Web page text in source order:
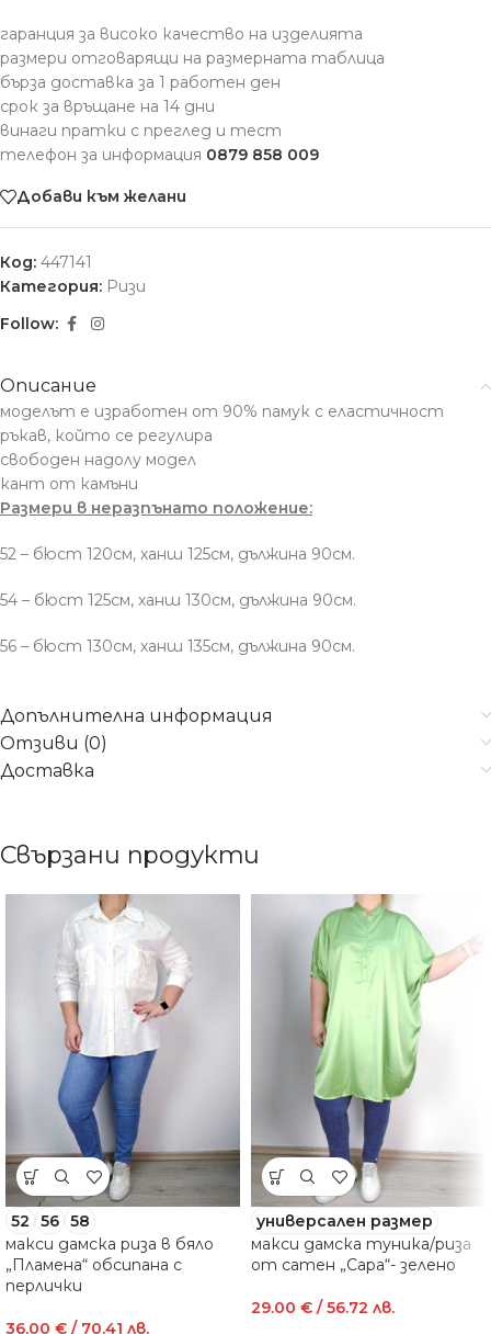
гаранция за високо качество на изделията
размери отговарящи на размерната таблица
бърза доставка за 1 работен ден
срок за връщане на 14 дни
винаги пратки с преглед и тест
телефон за информация 0879 858 009
Добави към желани
Код: 447141
Категория: Ризи
Follow:
Описание
моделът е изработен от 90% памук с еластичност
ръкав, който се регулира
свободен надолу модел
кант от камъни
Размери в неразпънато положение:
52 – бюст 120см, ханш 125см, дължина 90см.
54 – бюст 125см, ханш 130см, дължина 90см.
56 – бюст 130см, ханш 135см, дължина 90см.
Допълнителна информация
Отзиви (0)
Доставка
Свързани продукти
52 56 58
макси дамска риза в бяло
„Пламена“ обсипана с
перлички
36.00 € / 70.41 лв.
универсален размер
макси дамска туника/риза
от сатен „Сара“- зелено
29.00 € / 56.72 лв.